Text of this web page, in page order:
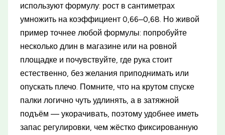
используют формулу: рост в сантиметрах
умножить на коэффициент 0,66–0,68. Но живой
пример точнее любой формулы: попробуйте
несколько длин в магазине или на ровной
площадке и почувствуйте, где рука стоит
естественно, без желания приподнимать или
опускать плечо. Помните, что на крутом спуске
палки логично чуть удлинять, а в затяжной
подъём — укорачивать, поэтому удобнее иметь
запас регулировки, чем жёстко фиксированную